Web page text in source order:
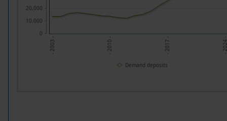
- 2003 - - 2010 - - 2017 - -
0
10,000
20,000
Demand deposits